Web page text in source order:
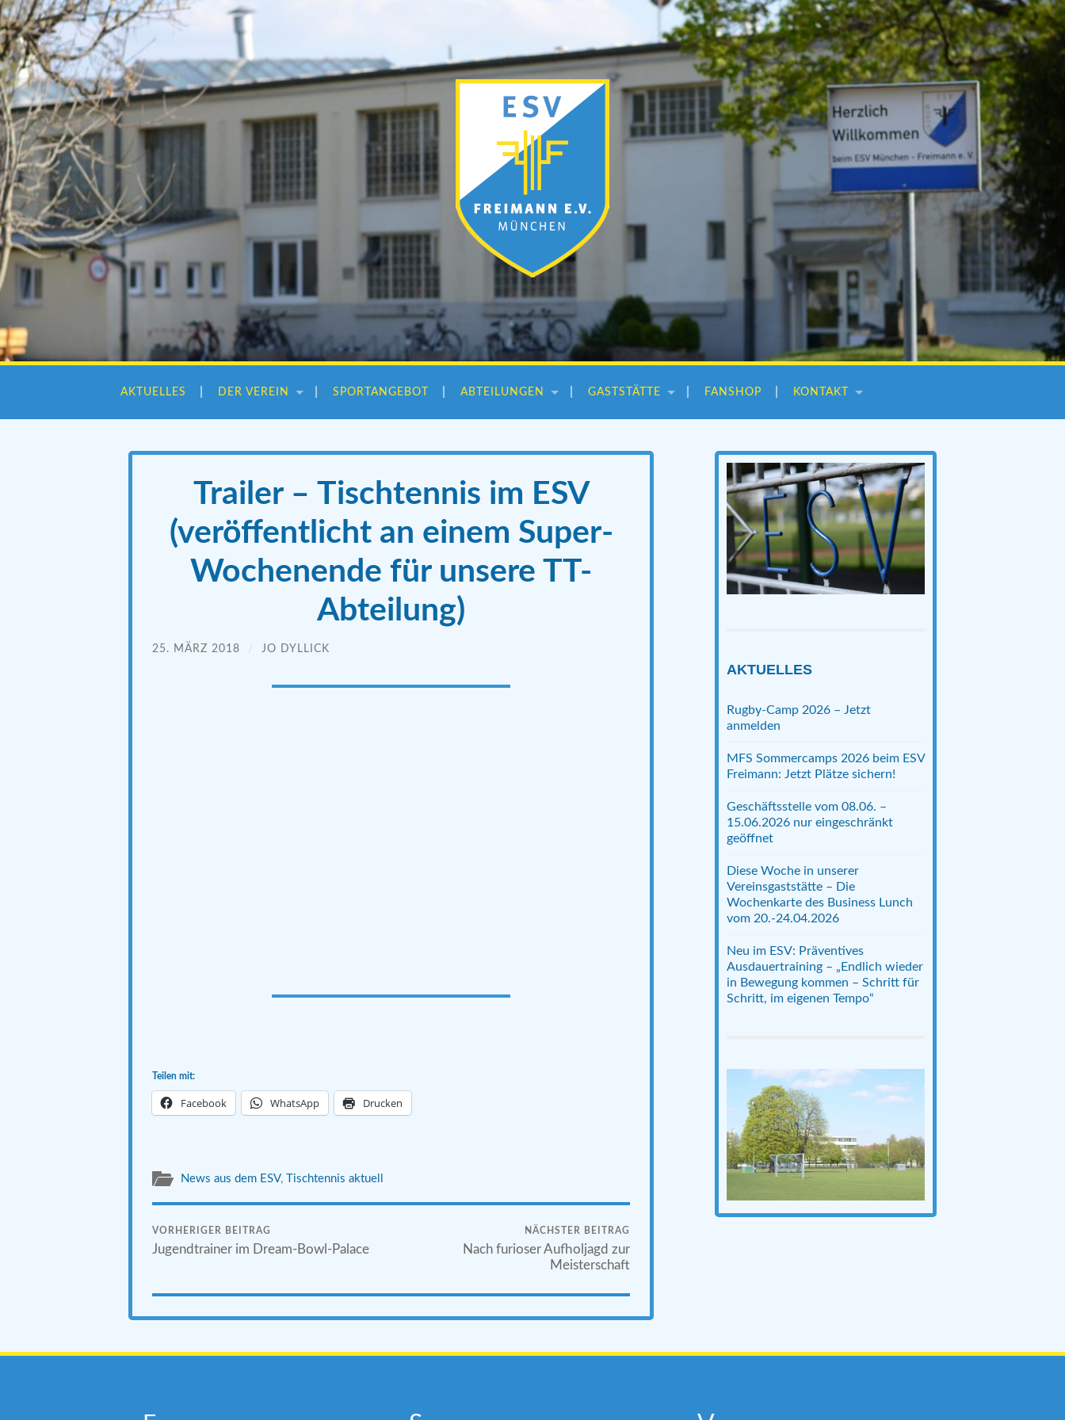
ESV
München-
Freimann
e.V.
AKTUELLES DER VEREIN SPORTANGEBOT ABTEILUNGEN GASTSTÄTTE FANSHOP KONTAKT
Trailer – Tischtennis im ESV
(veröffentlicht an einem Super-
Wochenende für unsere TT-
Abteilung)
25. MÄRZ 2018 / JO DYLLICK
Teilen mit:
Facebook WhatsApp Drucken
News aus dem ESV, Tischtennis aktuell
VORHERIGER BEITRAG
Jugendtrainer im Dream-Bowl-Palace
NÄCHSTER BEITRAG
Nach furioser Aufholjagd zur
Meisterschaft
AKTUELLES
Rugby-Camp 2026 – Jetzt
anmelden
MFS Sommercamps 2026 beim ESV
Freimann: Jetzt Plätze sichern!
Geschäftsstelle vom 08.06. –
15.06.2026 nur eingeschränkt
geöffnet
Diese Woche in unserer
Vereinsgaststätte – Die
Wochenkarte des Business Lunch
vom 20.-24.04.2026
Neu im ESV: Präventives
Ausdauertraining – „Endlich wieder
in Bewegung kommen – Schritt für
Schritt, im eigenen Tempo“